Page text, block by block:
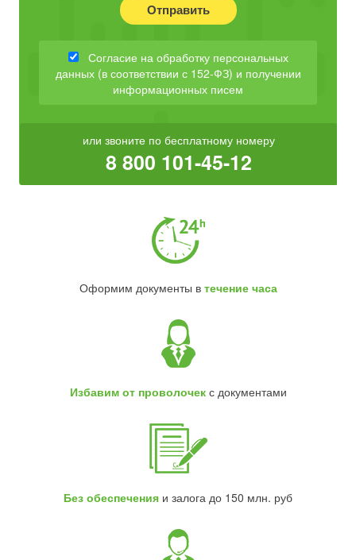
Отправить
Согласие на обработку персональных
данных (в соответствии с 152-ФЗ) и получении
информационных писем
или звоните по бесплатному номеру
8 800 101-45-12
Оформим документы в течение часа
Избавим от проволочекс документами
Без обеспечения и залога до 150 млн. руб